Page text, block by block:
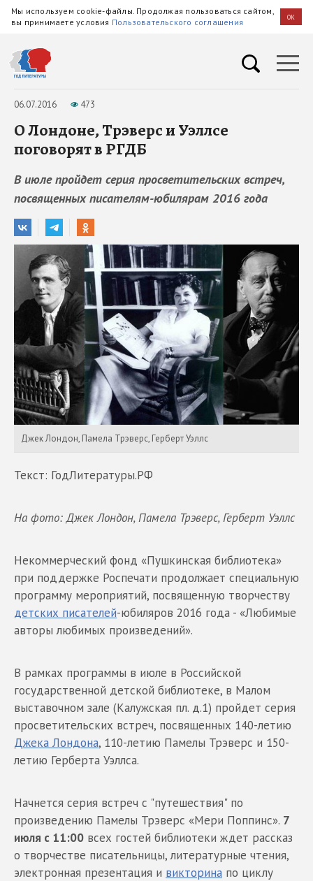
Мы используем cookie-файлы. Продолжая пользоваться сайтом,
вы принимаете условия Пользовательского соглашения OK
06.07.2016 473
О Лондоне, Трэверс и Уэллсе
поговорят в РГДБ
В июле пройдет серия просветительских встреч,
посвященных писателям-юбилярам 2016 года
Джек Лондон, Памела Трэверс, Герберт Уэллс
Текст: ГодЛитературы.РФ
На фото: Джек Лондон, Памела Трэверс, Герберт Уэллс
Некоммерческий фонд «Пушкинская библиотека»
при поддержке Роспечати продолжает специальную
программу мероприятий, посвященную творчеству
детских писателей-юбиляров 2016 года - «Любимые
авторы любимых произведений».
В рамках программы в июле в Российской
государственной детской библиотеке, в Малом
выставочном зале (Калужская пл. д.1) пройдет серия
просветительских встреч, посвященных 140-летию
Джека Лондона, 110-летию Памелы Трэверс и 150-
летию Герберта Уэллса.
Начнется серия встреч с "путешествия" по
произведению Памелы Трэверс «Мери Поппинс». 7
июля с 11:00 всех гостей библиотеки ждет рассказ
о творчестве писательницы, литературные чтения,
электронная презентация и викторина по циклу